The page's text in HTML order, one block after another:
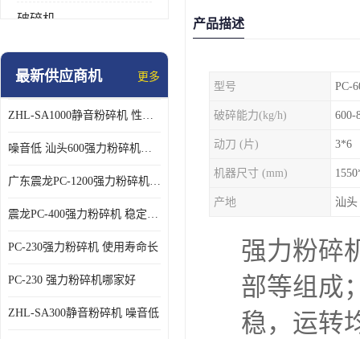
破碎机
强力粉碎机
最新供应商机 更多
ZHL-SA1000静音粉碎机 性能稳定
噪音低 汕头600强力粉碎机直供
广东震龙PC-1200强力粉碎机 物超所值
震龙PC-400强力粉碎机 稳定性好
PC-230强力粉碎机 使用寿命长
PC-230 强力粉碎机哪家好
ZHL-SA300静音粉碎机 噪音低
产品描述
型号 PC-
破碎能力(kg/h) 600-
动刀 (片) 3*6
机器尺寸 (mm)
产地 汕头
强力粉碎
部等组成
稳，运转